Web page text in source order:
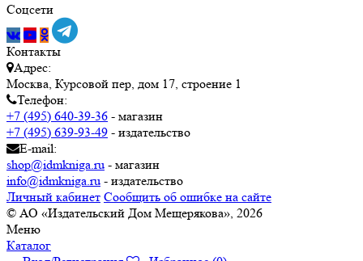
Соцсети
Контакты
Адрес:
Москва, Курсовой пер, дом 17, строение 1
Телефон:
+7 (495) 640-39-36 - магазин
+7 (495) 639-93-49 - издательство
E-mail:
shop@idmkniga.ru - магазин
info@idmkniga.ru - издательство
Личный кабинет Сообщить об ошибке на сайте
© АО «Издательский Дом Мещерякова», 2026
Меню
Каталог